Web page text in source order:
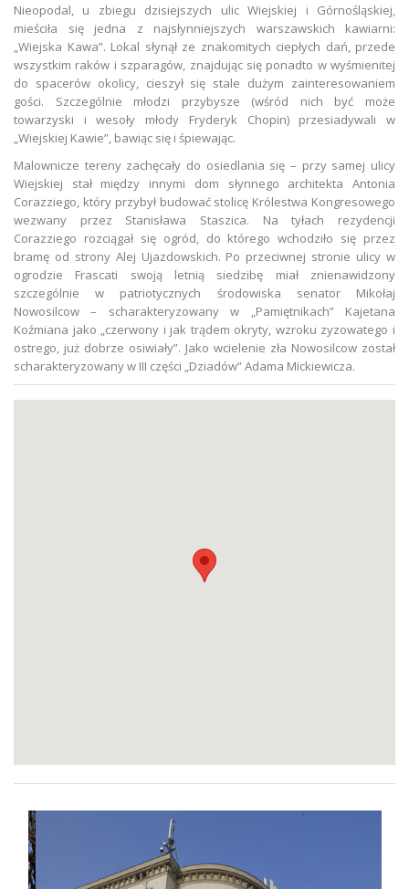
Nieopodal, u zbiegu dzisiejszych ulic Wiejskiej i Górnośląskiej,
mieściła się jedna z najsłynniejszych warszawskich kawiarni:
„Wiejska Kawa”. Lokal słynął ze znakomitych ciepłych dań, przede
wszystkim raków i szparagów, znajdując się ponadto w wyśmienitej
do spacerów okolicy, cieszył się stale dużym zainteresowaniem
gości. Szczególnie młodzi przybysze (wśród nich być może
towarzyski i wesoły młody Fryderyk Chopin) przesiadywali w
„Wiejskiej Kawie”, bawiąc się i śpiewając.
Malownicze tereny zachęcały do osiedlania się – przy samej ulicy
Wiejskiej stał między innymi dom słynnego architekta Antonia
Corazziego, który przybył budować stolicę Królestwa Kongresowego
wezwany przez Stanisława Staszica. Na tyłach rezydencji
Corazziego rozciągał się ogród, do którego wchodziło się przez
bramę od strony Alej Ujazdowskich. Po przeciwnej stronie ulicy w
ogrodzie Frascati swoją letnią siedzibę miał znienawidzony
szczególnie w patriotycznych środowiska senator Mikołaj
Nowosilcow – scharakteryzowany w „Pamiętnikach” Kajetana
Koźmiana jako „czerwony i jak trądem okryty, wzroku zyzowatego i
ostrego, już dobrze osiwiały”. Jako wcielenie zła Nowosilcow został
scharakteryzowany w III części „Dziadów” Adama Mickiewicza.